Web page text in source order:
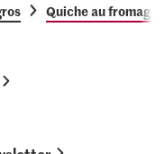
Quiche au fromage